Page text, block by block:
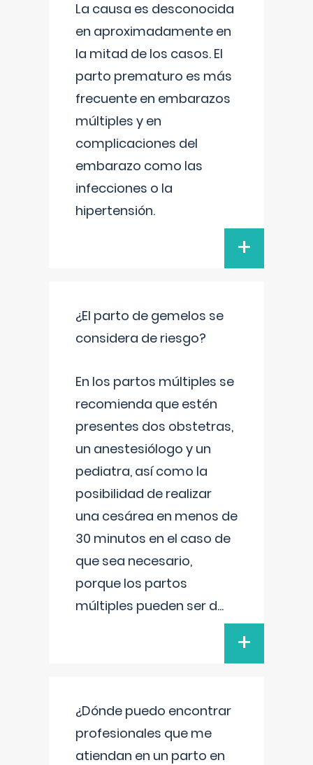
La causa es desconocida
en aproximadamente en
la mitad de los casos. El
parto prematuro es más
frecuente en embarazos
múltiples y en
complicaciones del
embarazo como las
infecciones o la
hipertensión.
+
¿El parto de gemelos se
considera de riesgo?
En los partos múltiples se
recomienda que estén
presentes dos obstetras,
un anestesiólogo y un
pediatra, así como la
posibilidad de realizar
una cesárea en menos de
30 minutos en el caso de
que sea necesario,
porque los partos
múltiples pueden ser d...
+
¿Dónde puedo encontrar
profesionales que me
atiendan en un parto en